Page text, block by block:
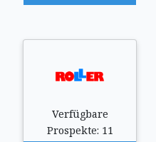
Verfügbare
Prospekte: 11